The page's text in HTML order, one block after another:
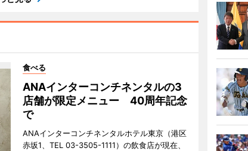
食べる
ANAインターコンチネンタルの3
店舗が限定メニュー 40周年記念
で
ANAインターコンチネンタルホテル東京（港区
赤坂1、TEL 03-3505-1111）の飲食店が現在、